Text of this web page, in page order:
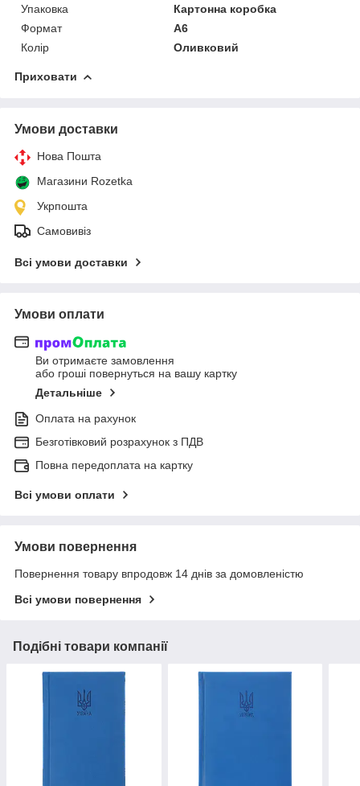
Упаковка
Картонна коробка
Формат
А6
Колір
Оливковий
Приховати
Умови доставки
Нова Пошта
Магазини Rozetka
Укрпошта
Самовивіз
Всі умови доставки
Умови оплати
Ви отримаєте замовлення
або гроші повернуться на вашу картку
Детальніше
Оплата на рахунок
Безготівковий розрахунок з ПДВ
Повна передоплата на картку
Всі умови оплати
Умови повернення
Повернення товару впродовж 14 днів за домовленістю
Всі умови повернення
Подібні товари компанії